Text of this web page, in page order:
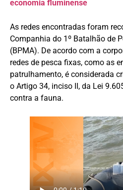
economia fluminense
As redes encontradas foram
Companhia do 1º Batalhão de
(BPMA). De acordo com a
redes de pesca fixas, como as
patrulhamento, é considerada
o Artigo 34, inciso II, da Lei
contra a fauna.